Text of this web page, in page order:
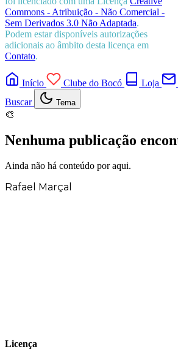
Commons - Atribuição - Não Comercial -
Sem Derivados 3.0 Não Adaptada.
Podem estar disponíveis autorizações
adicionais ao âmbito desta licença em
Contato.
Início Clube do Bocó Loja
Buscar
Tema
🎨
Nenhuma publicação
Ainda não há conteúdo por aqui.
Rafael Marçal
Licença